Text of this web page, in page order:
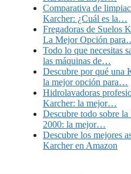
Comparativa de
Karcher: ¿Cuál es la…
Fregadoras de Suelos
La Mejor Opción
Todo lo que necesitas
las máquinas de…
Descubre por qué una
la mejor opción para…
Hidrolavadoras
Karcher: la mejor…
Descubre todo sobre
2000: la mejor…
Descubre los mejores
Karcher en Amazon